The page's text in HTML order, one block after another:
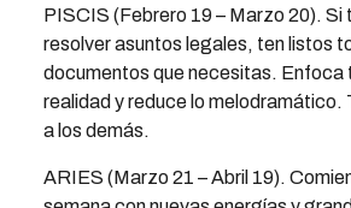
PISCIS (Febrero 19 – Marzo 20). Si
resolver asuntos legales, ten listos
documentos que necesitas. Enfoca
realidad y reduce lo melodramático.
a los demás.
ARIES (Marzo 21 – Abril 19).